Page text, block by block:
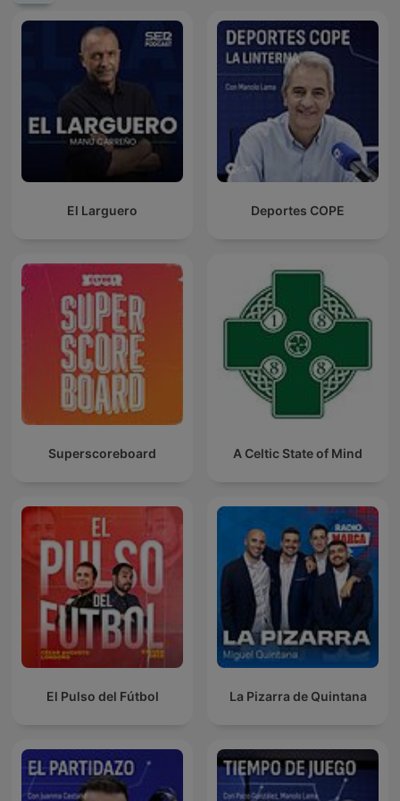
El Larguero Deportes COPE
Superscoreboard A Celtic State of Mind
El Pulso del Fútbol La Pizarra de Quintana